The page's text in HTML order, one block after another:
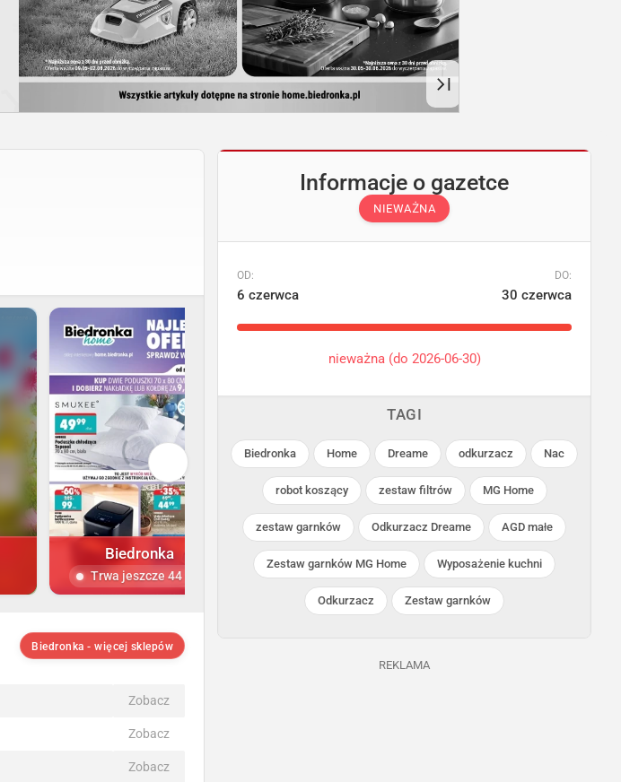
Biedronka
Trwa jeszcze 44 dni
Biedronka
Trwa jeszcze 8 dni
Biedronka
Trwa jeszcze 12 dni
Biedronka - więcej sklepów
Zobacz
Zobacz
Zobacz
Informacje o gazetce
NIEWAŻNA
OD:
6 czerwca
DO:
30 czerwca
nieważna (do 2026-06-30)
TAGI
Biedronka Home Dreame odkurzacz Nac
robot koszący zestaw filtrów MG Home
zestaw garnków Odkurzacz Dreame AGD małe
Zestaw garnków MG Home Wyposażenie kuchni
Odkurzacz Zestaw garnków
REKLAMA